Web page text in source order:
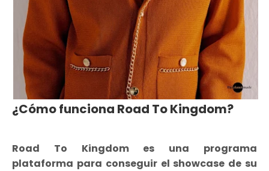
¿Cómo funciona Road To Kingdom?
Road To Kingdom es una programa
plataforma para conseguir el showcase de su